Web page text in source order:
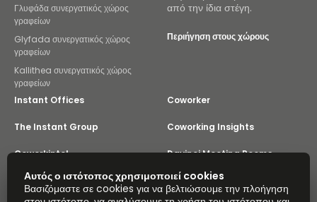
Γλυφάδα συνεργατικός χώρος
γραφείων
Glyfada συνεργατικός χώρος
γραφείων
Kallithea συνεργατικός χώρος
γραφείων
από την ίδια στέγη.
Περιήγηση στους χώρους
Instant Offices Coworker
The Instant Group Coworking Insights
Coworkintel Davinci Meeting Rooms
Davinci Virtual Incendium
Αυτός ο ιστότοπος χρησιμοποιεί cookies
Βασιζόμαστε σε cookies για να βελτιώσουμε την πλοήγηση